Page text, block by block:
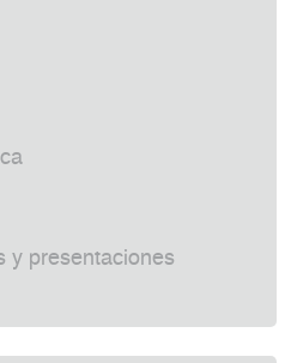
y presentaciones